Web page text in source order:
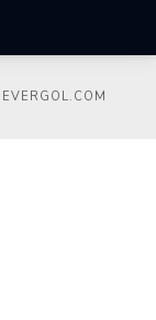
EVERGOL.COM